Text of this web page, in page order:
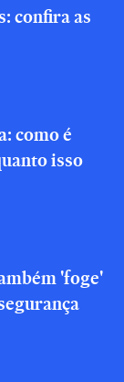
confira as
como é
isso
'foge'